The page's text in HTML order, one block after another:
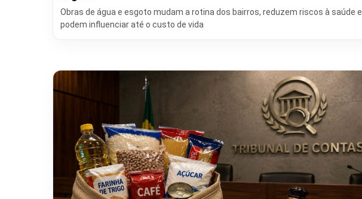
Obras de água e esgoto mudam a rotina dos bairros, reduzem riscos à saúde e
podem influenciar até o custo de vida